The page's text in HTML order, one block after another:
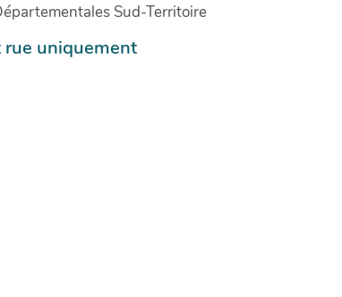
Sud-Territoire
rue uniquement